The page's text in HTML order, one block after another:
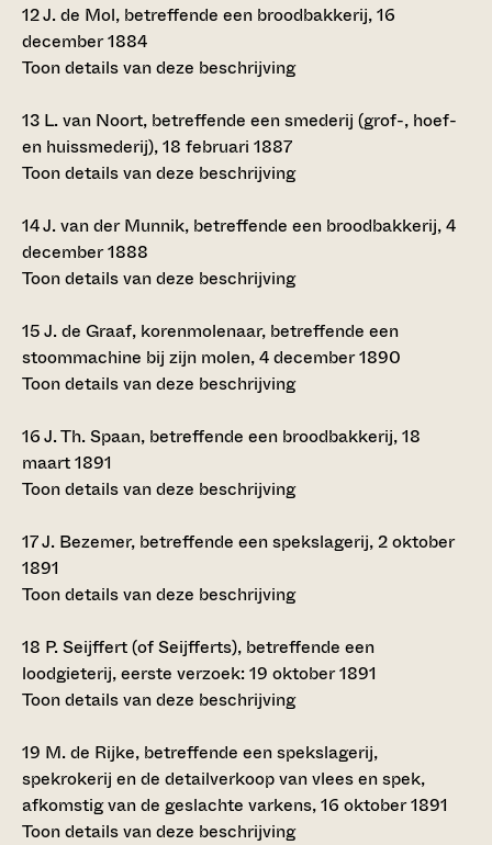
12J. de Mol, betreffende een broodbakkerij, 16
december 1884
Toon details van deze beschrijving
13 L. van Noort, betreffende een smederij (grof-, hoef-
en huissmederij), 18 februari 1887
Toon details van deze beschrijving
14J. van der Munnik, betreffende een broodbakkerij, 4
december 1888
Toon details van deze beschrijving
15J. de Graaf, korenmolenaar, betreffende een
stoommachine bij zijn molen, 4 december 1890
Toon details van deze beschrijving
16J. Th. Spaan, betreffende een broodbakkerij, 18
maart 1891
Toon details van deze beschrijving
17J. Bezemer, betreffende een spekslagerij, 2 oktober
1891
Toon details van deze beschrijving
18 P. Seijffert (of Seijfferts), betreffende een
loodgieterij, eerste verzoek: 19 oktober 1891
Toon details van deze beschrijving
19 M. de Rijke, betreffende een spekslagerij,
spekrokerij en de detailverkoop van vlees en spek,
afkomstig van de geslachte varkens, 16 oktober 1891
Toon details van deze beschrijving